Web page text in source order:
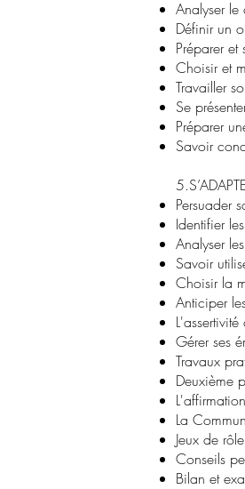
Analyser le
Définir un
Préparer
Choisir et
Travailler
Se
Préparer
Savoir
Persuader
Identifier
Analyser
Savoir
Choisir la
Anticiper
Gérer ses
Travaux
Deuxième
La
Jeux de
Conseils
Bilan et